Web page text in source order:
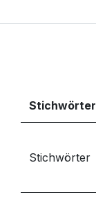
Stichwörter
Stichwörter